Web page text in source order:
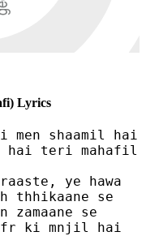
Lyrics
men shaamil hai
hai teri mahafil
ye hawa
thhikaane se
se
ki mnjil hai